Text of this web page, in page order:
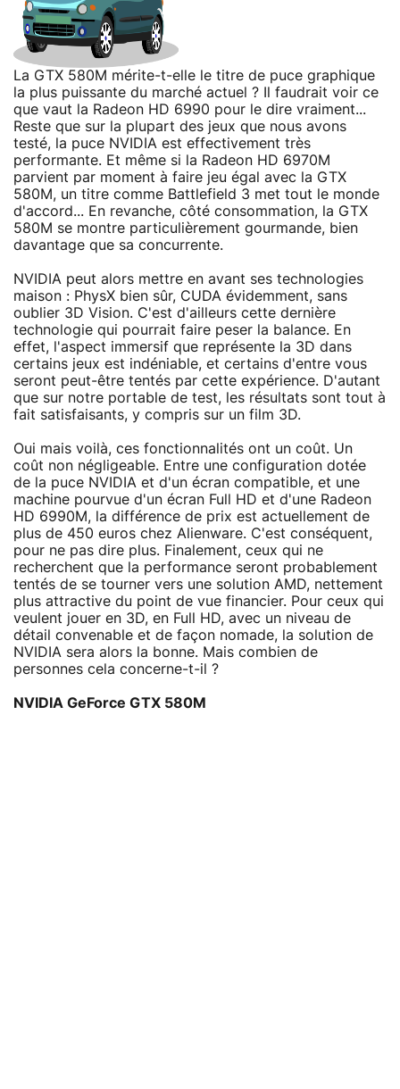
La GTX 580M mérite-t-elle le titre de puce graphique
la plus puissante du marché actuel ? Il faudrait voir ce
que vaut la Radeon HD 6990 pour le dire vraiment...
Reste que sur la plupart des jeux que nous avons
testé, la puce NVIDIA est effectivement très
performante. Et même si la Radeon HD 6970M
parvient par moment à faire jeu égal avec la GTX
580M, un titre comme Battlefield 3 met tout le monde
d'accord... En revanche, côté consommation, la GTX
580M se montre particulièrement gourmande, bien
davantage que sa concurrente.
NVIDIA peut alors mettre en avant ses technologies
maison : PhysX bien sûr, CUDA évidemment, sans
oublier 3D Vision. C'est d'ailleurs cette dernière
technologie qui pourrait faire peser la balance. En
effet, l'aspect immersif que représente la 3D dans
certains jeux est indéniable, et certains d'entre vous
seront peut-être tentés par cette expérience. D'autant
que sur notre portable de test, les résultats sont tout à
fait satisfaisants, y compris sur un film 3D.
Oui mais voilà, ces fonctionnalités ont un coût. Un
coût non négligeable. Entre une configuration dotée
de la puce NVIDIA et d'un écran compatible, et une
machine pourvue d'un écran Full HD et d'une Radeon
HD 6990M, la différence de prix est actuellement de
plus de 450 euros chez Alienware. C'est conséquent,
pour ne pas dire plus. Finalement, ceux qui ne
recherchent que la performance seront probablement
tentés de se tourner vers une solution AMD, nettement
plus attractive du point de vue financier. Pour ceux qui
veulent jouer en 3D, en Full HD, avec un niveau de
détail convenable et de façon nomade, la solution de
NVIDIA sera alors la bonne. Mais combien de
personnes cela concerne-t-il ?
NVIDIA GeForce GTX 580M